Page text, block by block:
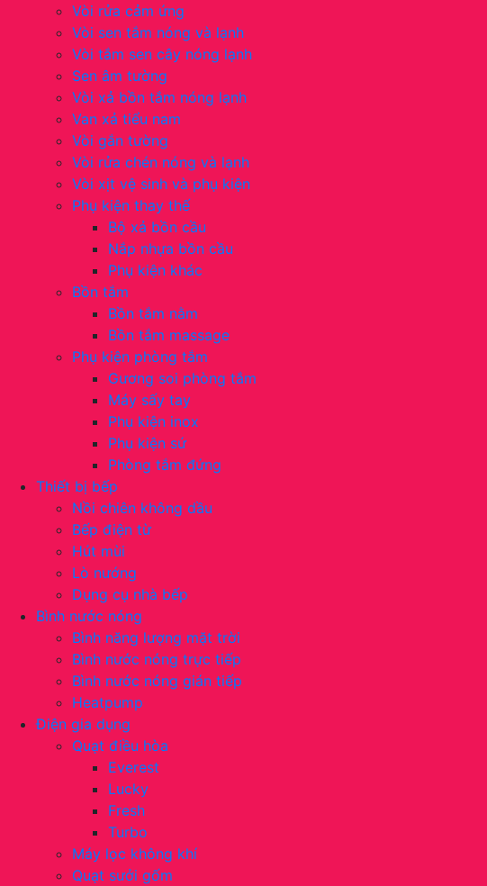
Vòi rửa cảm ứng
Vòi sen tắm nóng và lạnh
Vòi tắm sen cây nóng lạnh
Sen âm tường
Vòi xả bồn tắm nóng lạnh
Van xả tiểu nam
Vòi gắn tường
Vòi rửa chén nóng và lạnh
Vòi xịt vệ sinh và phụ kiện
Phụ kiện thay thế
Bộ xả bồn cầu
Nắp nhựa bồn cầu
Phụ kiện khác
Bồn tắm
Bồn tắm nằm
Bồn tắm massage
Phụ kiện phòng tắm
Gương soi phòng tắm
Máy sấy tay
Phụ kiện inox
Phụ kiện sứ
Phòng tắm đứng
Thiết bị bếp
Nồi chiên không dầu
Bếp điện từ
Hút mùi
Lò nướng
Dụng cụ nhà bếp
Bình nước nóng
Bình năng lượng mặt trời
Bình nước nóng trực tiếp
Bình nước nóng gián tiếp
Heatpump
Điện gia dụng
Quạt điều hòa
Everest
Lucky
Fresh
Turbo
Máy lọc không khí
Quạt sưởi gốm